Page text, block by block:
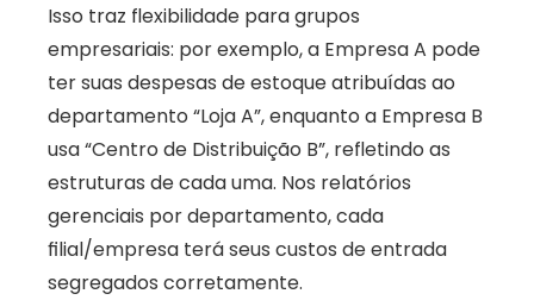
Isso traz flexibilidade para grupos
empresariais: por exemplo, a Empresa A pode
ter suas despesas de estoque atribuídas ao
departamento “Loja A”, enquanto a Empresa B
usa “Centro de Distribuição B”, refletindo as
estruturas de cada uma. Nos relatórios
gerenciais por departamento, cada
filial/empresa terá seus custos de entrada
segregados corretamente.